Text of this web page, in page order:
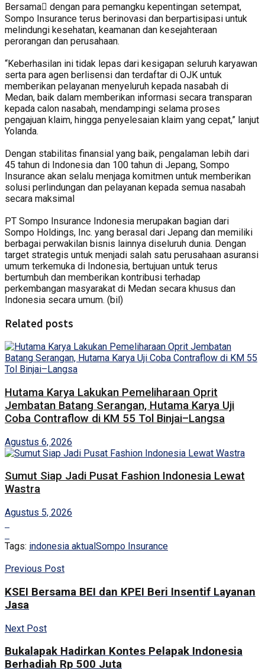
Bersama￾ dengan para pemangku kepentingan setempat,
Sompo Insurance terus berinovasi dan berpartisipasi untuk
melindungi kesehatan, keamanan dan kesejahteraan
perorangan dan perusahaan.
“Keberhasilan ini tidak lepas dari kesigapan seluruh karyawan
serta para agen berlisensi dan terdaftar di OJK untuk
memberikan pelayanan menyeluruh kepada nasabah di
Medan, baik dalam memberikan informasi secara transparan
kepada calon nasabah, mendampingi selama proses
pengajuan klaim, hingga penyelesaian klaim yang cepat,” lanjut
Yolanda.
Dengan stabilitas finansial yang baik, pengalaman lebih dari
45 tahun di Indonesia dan 100 tahun di Jepang, Sompo
Insurance akan selalu menjaga komitmen untuk memberikan
solusi perlindungan dan pelayanan kepada semua nasabah
secara maksimal
PT Sompo Insurance Indonesia merupakan bagian dari
Sompo Holdings, Inc. yang berasal dari Jepang dan memiliki
berbagai perwakilan bisnis lainnya diseluruh dunia. Dengan
target strategis untuk menjadi salah satu perusahaan asuransi
umum terkemuka di Indonesia, bertujuan untuk terus
bertumbuh dan memberikan kontribusi terhadap
perkembangan masyarakat di Medan secara khusus dan
Indonesia secara umum. (bil)
Related posts
Hutama Karya Lakukan Pemeliharaan Oprit
Jembatan Batang Serangan, Hutama Karya Uji
Coba Contraflow di KM 55 Tol Binjai–Langsa
Agustus 6, 2026
Sumut Siap Jadi Pusat Fashion Indonesia Lewat
Wastra
Agustus 5, 2026
Tags: indonesia aktual Sompo Insurance
Previous Post
KSEI Bersama BEI dan KPEI Beri Insentif Layanan
Jasa
Next Post
Bukalapak Hadirkan Kontes Pelapak Indonesia
Berhadiah Rp 500 Juta